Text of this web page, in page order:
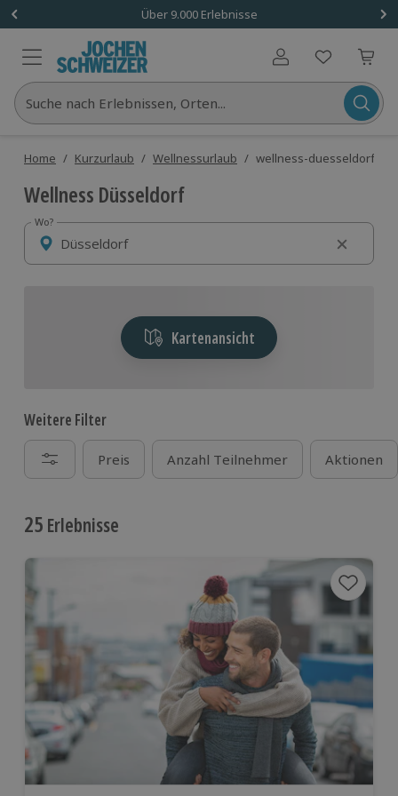
Über 9.000 Erlebnisse
Benutzerkonto
Suche nach Erlebnissen, Orten...
Home / Kurzurlaub / Wellnessurlaub / wellness-duesseldorf
Wellness Düsseldorf
Wo?
Wo?
Kartenansicht
Weitere Filter
Preis Anzahl Teilnehmer Aktionen
25 Erlebnisse